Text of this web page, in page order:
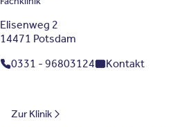
Elisenweg 2
14471 Potsdam
0331 - 96803124
Kontakt
Zur Klinik
Bayern